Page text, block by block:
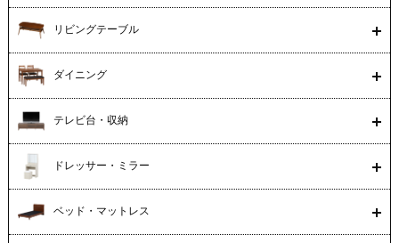
リビングテーブル
ダイニング
テレビ台・収納
ドレッサー・ミラー
ベッド・マットレス